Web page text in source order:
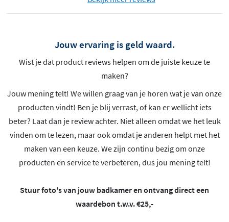
Jouw ervaring is geld waard.
Wist je dat product reviews helpen om de juiste keuze te
maken?
Jouw mening telt! We willen graag van je horen wat je van onze
producten vindt! Ben je blij verrast, of kan er wellicht iets
beter? Laat dan je review achter. Niet alleen omdat we het leuk
vinden om te lezen, maar ook omdat je anderen helpt met het
maken van een keuze. We zijn continu bezig om onze
producten en service te verbeteren, dus jou mening telt!
Stuur foto's van jouw badkamer en ontvang direct een
waardebon t.w.v. €25,-